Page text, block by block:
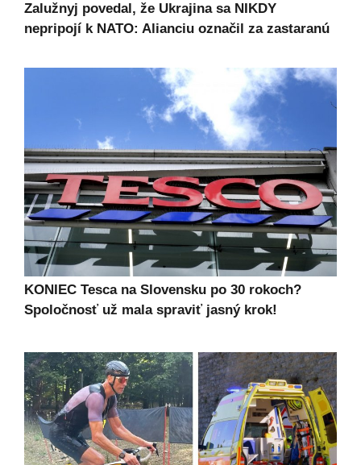
Zalužnyj povedal, že Ukrajina sa NIKDY
nepripojí k NATO: Alianciu označil za zastaranú
KONIEC Tesca na Slovensku po 30 rokoch?
Spoločnosť už mala spraviť jasný krok!